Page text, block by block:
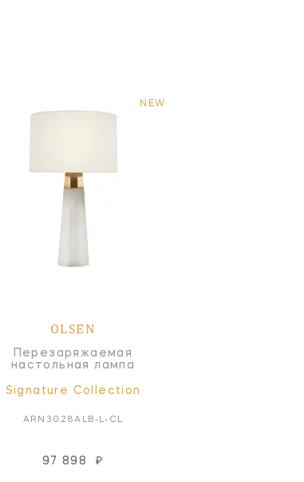
NEW
OLSEN
Перезаряжаемая
настольная лампа
Signature Collection
ARN3028ALB-L-CL
97 898 ₽